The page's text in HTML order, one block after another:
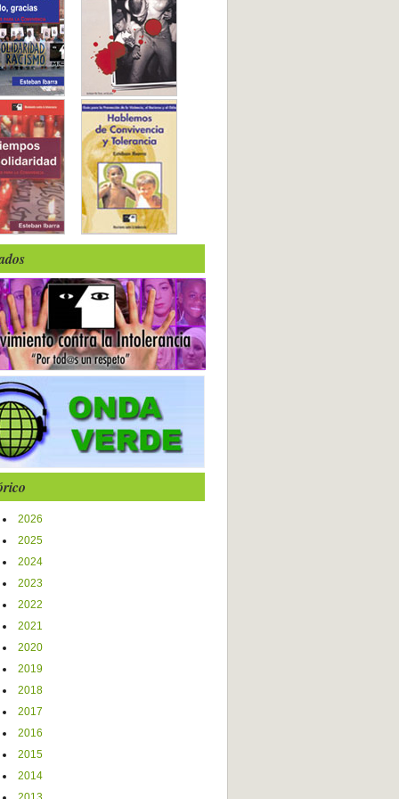
2026
2025
2024
2023
2022
2021
2020
2019
2018
2017
2016
2015
2014